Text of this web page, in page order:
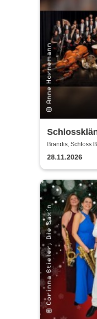
Brandis, Schloss
28.11.2026